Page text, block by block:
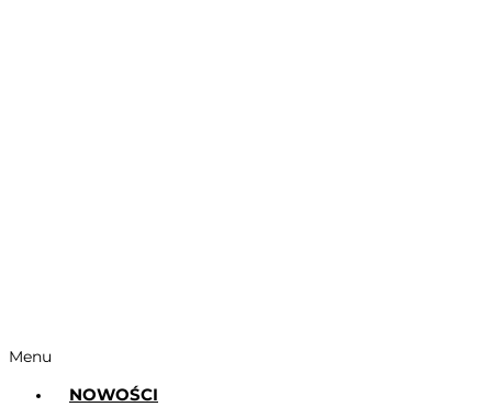
Menu
NOWOŚCI